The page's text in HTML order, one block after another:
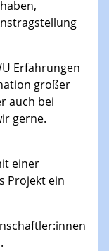
Erfahrungen
großer
auch bei
gerne.
einer
Projekt ein